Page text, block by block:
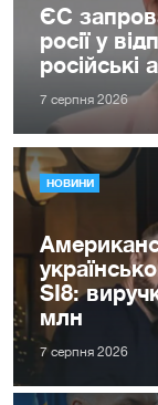
ЄС
росії у
російські
7 серпня 2026
НОВИНИ
SI8:
млн
7 серпня 2026